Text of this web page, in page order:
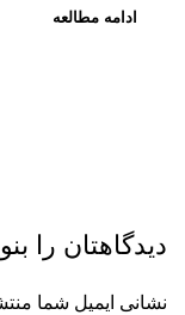
ادامه مطالعه
دیدگاهتان را
نشانی ایمیل شما